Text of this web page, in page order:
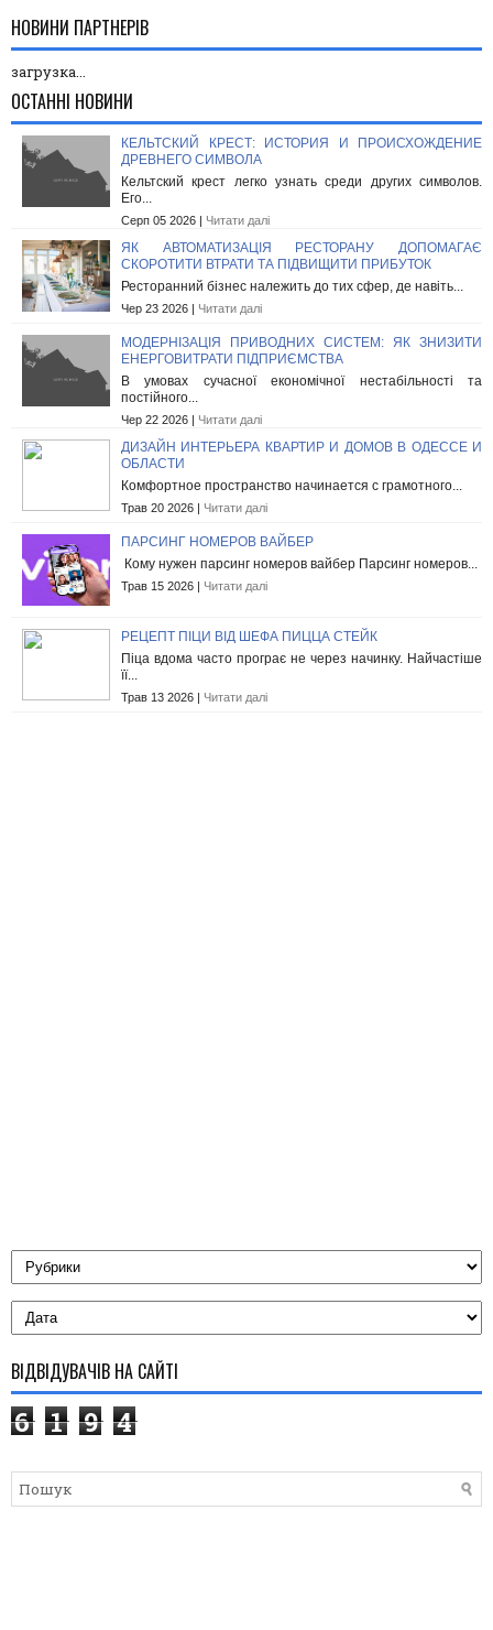
НОВИНИ ПАРТНЕРІВ
загрузка...
ОСТАННІ НОВИНИ
КЕЛЬТСКИЙ КРЕСТ: ИСТОРИЯ И ПРОИСХОЖДЕНИЕ
ДРЕВНЕГО СИМВОЛА
Кельтский крест легко узнать среди других символов.
Его...
Серп 05 2026 | Читати далі
ЯК АВТОМАТИЗАЦІЯ РЕСТОРАНУ ДОПОМАГАЄ
СКОРОТИТИ ВТРАТИ ТА ПІДВИЩИТИ ПРИБУТОК
Ресторанний бізнес належить до тих сфер, де навіть...
Чер 23 2026 | Читати далі
МОДЕРНІЗАЦІЯ ПРИВОДНИХ СИСТЕМ: ЯК ЗНИЗИТИ
ЕНЕРГОВИТРАТИ ПІДПРИЄМСТВА
В умовах сучасної економічної нестабільності та
постійного...
Чер 22 2026 | Читати далі
ДИЗАЙН ИНТЕРЬЕРА КВАРТИР И ДОМОВ В ОДЕССЕ И
ОБЛАСТИ
Комфортное пространство начинается с грамотного...
Трав 20 2026 | Читати далі
ПАРСИНГ НОМЕРОВ ВАЙБЕР
Кому нужен парсинг номеров вайбер Парсинг номеров...
Трав 15 2026 | Читати далі
РЕЦЕПТ ПІЦИ ВІД ШЕФА ПИЦЦА СТЕЙК
Піца вдома часто програє не через начинку. Найчастіше
її...
Трав 13 2026 | Читати далі
ВІДВІДУВАЧІВ НА САЙТІ
6 1 9 4